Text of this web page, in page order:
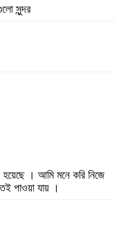
সুন্দর
হয়েছে । আমি মনে করি নিজে
পাওয়া যায় ।